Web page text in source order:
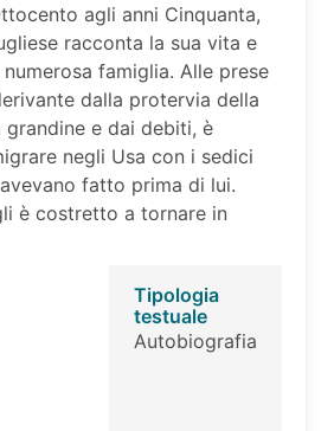
agli anni Cinquanta,
racconta la sua vita e
famiglia. Alle prese
dalla protervia della
grandine e dai debiti, è
negli Usa con i sedici
fatto prima di lui.
è costretto a tornare in
Tipologia
testuale
Autobiografia